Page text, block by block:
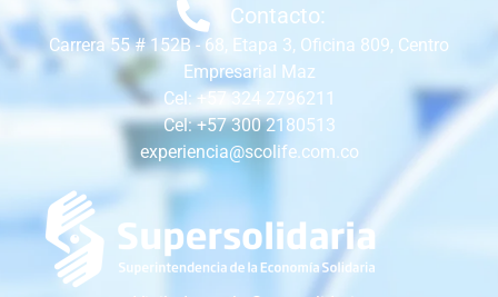
Contacto:
Carrera 55 # 152B - 68, Etapa 3, Oficina 809, Centro
Empresarial Maz
Cel: +57 324 2796211
Cel: +57 300 2180513
experiencia@scolife.com.co